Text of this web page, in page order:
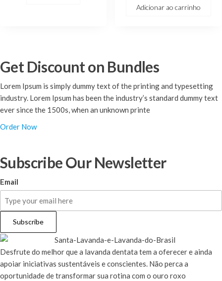
produto
Adicionar ao carrinho
Get Discount on Bundles
Lorem Ipsum is simply dummy text of the printing and typesetting
industry. Lorem Ipsum has been the industry’s standard dummy text
ever since the 1500s, when an unknown printe
Order Now
Subscribe Our Newsletter
Email
Subscribe
Desfrutedo melhor que a lavanda dentata tem a oferecer e ainda
apoiar iniciativas sustentáveis e conscientes. Não perca a
oportunidade de transformar sua rotina com o ouro roxo